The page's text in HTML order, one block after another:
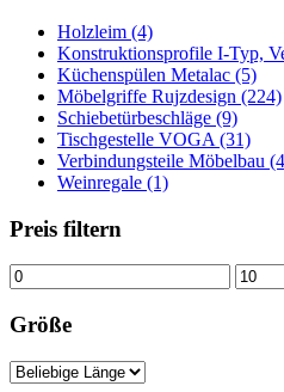
Holzleim (4)
Konstruktionsprofile I-Typ,
Küchenspülen Metalac (5)
Möbelgriffe Rujzdesign (224)
Schiebetürbeschläge (9)
Tischgestelle VOGA (31)
Verbindungsteile Möbelbau
Weinregale (1)
Preis filtern
Min.
Preis
Max.
Preis
Größe